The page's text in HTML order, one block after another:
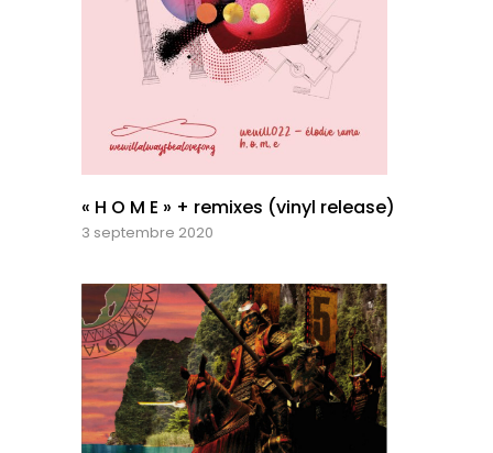
« H O M E » + remixes (vinyl release)
3 septembre 2020